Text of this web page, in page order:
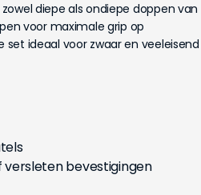
diepe als ondiepe doppen van
voor maximale grip op
ideaal voor zwaar en veeleisend
versleten bevestigingen